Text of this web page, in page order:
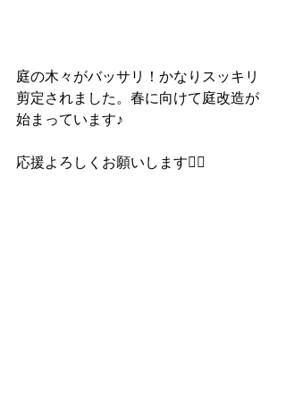
庭の木々がバッサリ！かなりスッキリ
剪定されました。春に向けて庭改造が
始まっています♪
応援よろしくお願いします🙇‍♀️